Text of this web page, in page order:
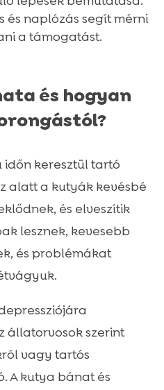
és naplózás segít mérni
a támogatást.
és hogyan
időn keresztül tartó
alatt a kutyák kevésbé
és elveszítik
lesznek, kevesebb
és problémákat
állatorvosok szerint
vagy tartós
A kutya bánat és